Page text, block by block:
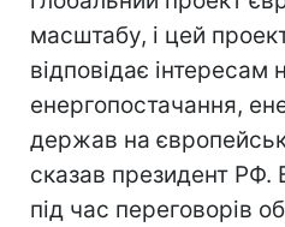
масштабу, і цей
відповідає інтересам
енергопостачання,
держав на
сказав президент РФ.
під час переговорів